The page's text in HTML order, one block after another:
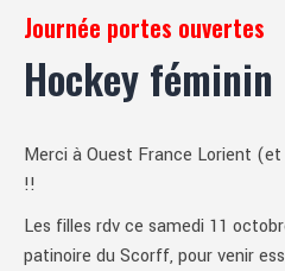
Journée portes ouvertes
Hockey féminin
Merci à Ouest France Lorient
!!
Les filles rdv ce samedi 11
patinoire du Scorff, pour venir